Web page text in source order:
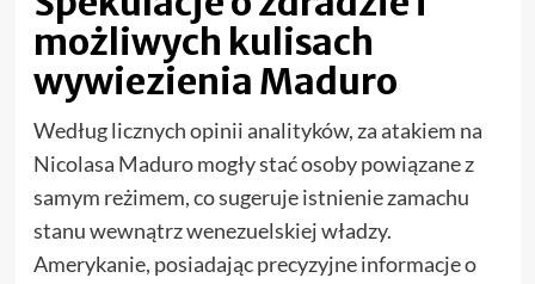
możliwych kulisach
wywiezienia Maduro
Według licznych opinii analityków, za atakiem na
Nicolasa Maduro mogły stać osoby powiązane z
samym reżimem, co sugeruje istnienie zamachu
stanu wewnątrz wenezuelskiej władzy.
Amerykanie, posiadając precyzyjne informacje o